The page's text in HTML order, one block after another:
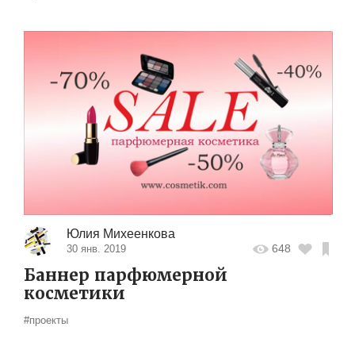
Юлия Михеенкова
30 янв. 2019 648
Баннер парфюмерной
косметики
#проекты